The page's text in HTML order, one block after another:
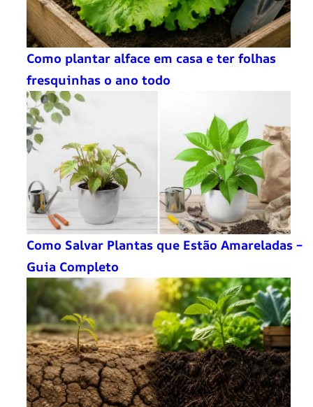
Como plantar alface em casa e ter folhas
fresquinhas o ano todo
Como Salvar Plantas que Estão Amareladas –
Guia Completo